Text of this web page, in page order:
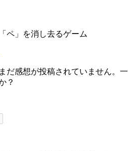
ペ」を消し去るゲーム
だ感想が投稿されていません。一
？